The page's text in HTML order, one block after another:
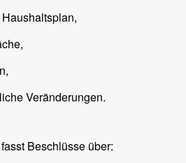
Veränderungen.
Beschlüsse über: